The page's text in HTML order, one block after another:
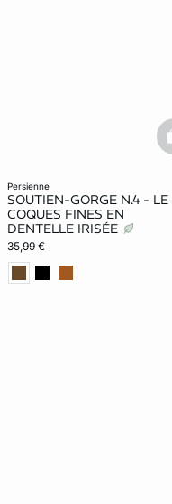
persienne
SOUTIEN-GORGE N.4 - LE
COQUES FINES EN
DENTELLE IRISÉE
35,99 €